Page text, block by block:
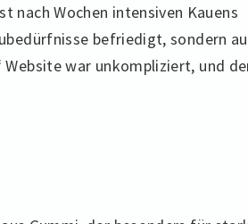
nach Wochen intensiven Kauens
befriedigt, sondern
war unkompliziert, und